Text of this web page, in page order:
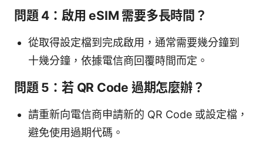
問題 4：啟用 eSIM 需要多長時間？
從取得設定檔到完成啟用，通常需要幾分鐘到
十幾分鐘，依據電信商回覆時間而定。
問題 5：若 QR Code 過期怎麼辦？
請重新向電信商申請新的 QR Code 或設定檔，
避免使用過期代碼。